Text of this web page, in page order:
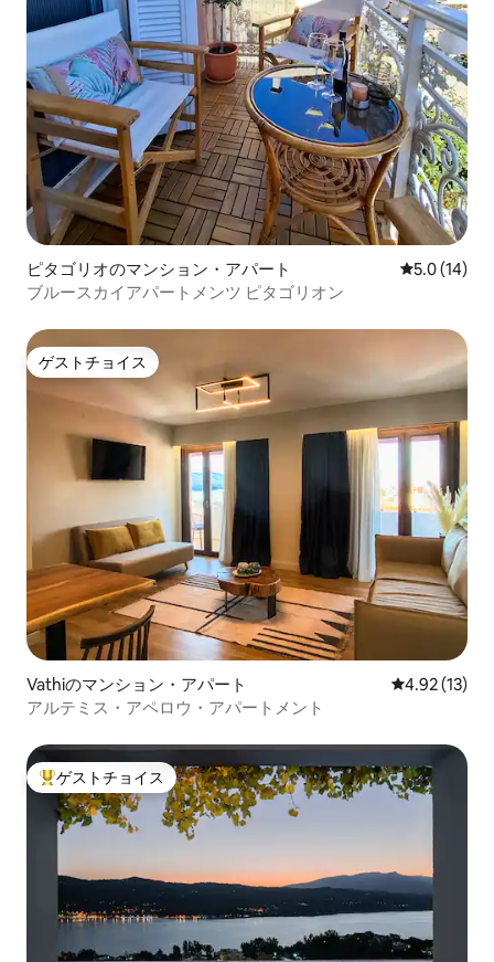
ピタゴリオのマンション・アパート レビュー14
5.0 (14)
ブルースカイアパートメンツ ピタゴリオン
ゲストチョイス
ゲストチョイス
Vathiのマンション・アパート レビュー13
4.92 (13)
アルテミス・アペロウ・アパートメント
大好評のゲストチョイスです。
ゲストチョイス